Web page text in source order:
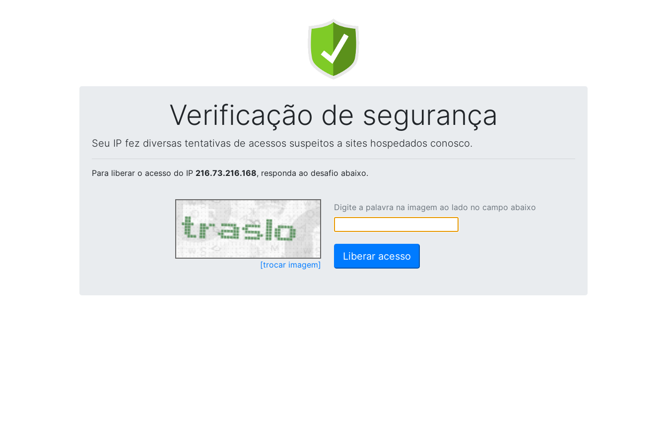
Verificação de segurança
Seu IP fez diversas tentativas de acessos suspeitos a sites hospedados conosco.
Para liberar o acesso do IP 216.73.216.168, responda ao desafio abaixo.
[trocar imagem]
Digite a palavra na imagem ao lado no campo abaixo